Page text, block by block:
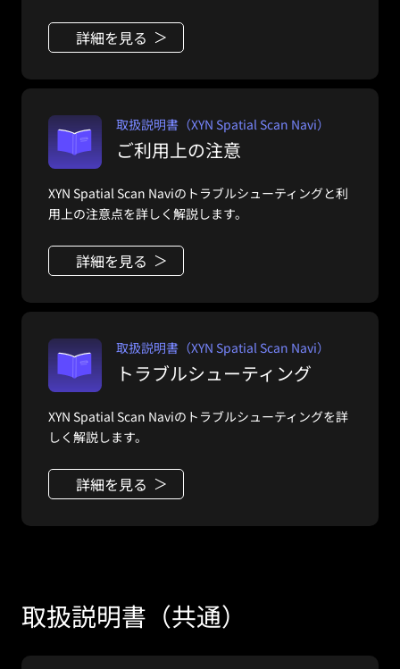
詳細を見る
取扱説明書（XYN Spatial Scan Navi）
ご利用上の注意
XYN Spatial Scan Naviのトラブルシューティングと利
用上の注意点を詳しく解説します。
詳細を見る
取扱説明書（XYN Spatial Scan Navi）
トラブルシューティング
XYN Spatial Scan Naviのトラブルシューティングを詳
しく解説します。
詳細を見る
取扱説明書（共通）